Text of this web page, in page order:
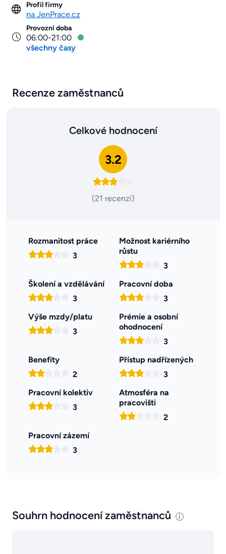
Profil firmy
na JenPrace.cz
Provozní doba
06:00-21:00
všechny časy
Recenze zaměstnanců
Celkové hodnocení
3.2
(21 recenzí)
Rozmanitost práce
3
Možnost kariérního
růstu
3
Školení a vzdělávání
3
Pracovní doba
3
Výše mzdy/platu
3
Prémie a osobní
ohodnocení
3
Benefity
2
Přístup nadřízených
3
Pracovní kolektiv
3
Atmosféra na
pracovišti
2
Pracovní zázemí
3
Souhrn hodnocení zaměstnanců